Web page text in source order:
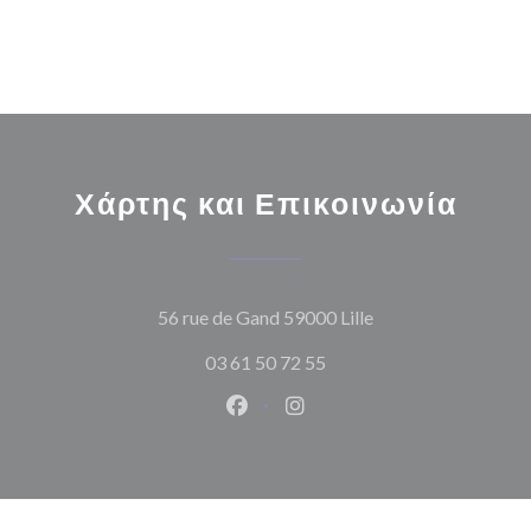
Χάρτης και Επικοινωνία
56 rue de Gand 59000 Lille((ανοίγει σε νέο
03 61 50 72 55
Facebook ((ανοίγει σε νέο
Instagram ((ανοίγει σε